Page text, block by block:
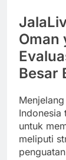
Oman
Besar
Indonesia
untuk
meliputi